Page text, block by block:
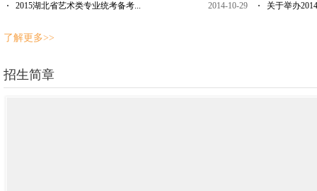
2015湖北省艺术类专业统考备考...
2014-10-29 关于举办
了解更多>>
招生简章